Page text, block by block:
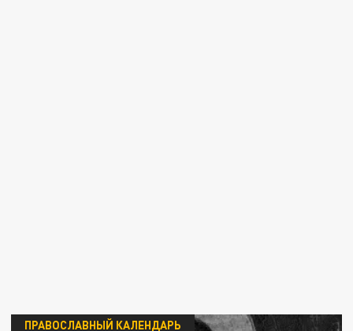
ПРАВОСЛАВНЫЙ КАЛЕНДАРЬ